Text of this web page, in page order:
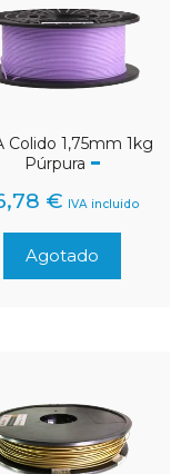
Colido 1,75mm 1kg
Púrpura
€ IVA incluido
Agotado